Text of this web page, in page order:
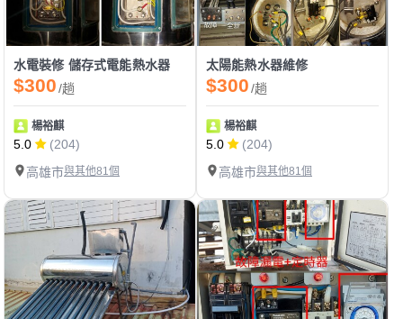
水電裝修 儲存式電能熱水器
$300/趟
楊裕麒
5.0
(204)
高雄市與其他81個
太陽能熱水器維修
$300/趟
楊裕麒
5.0
(204)
高雄市與其他81個